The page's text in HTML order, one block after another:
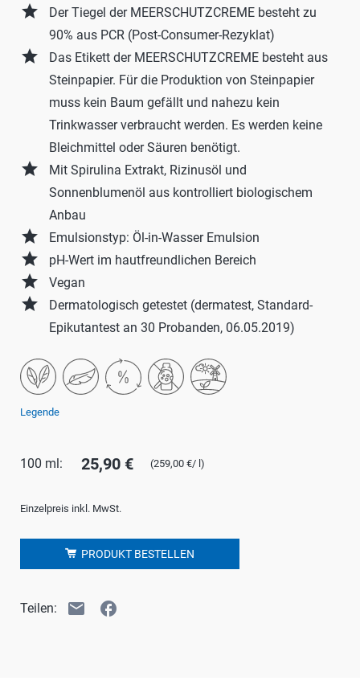
grade
Der Tiegel der MEERSCHUTZCREME besteht zu
90% aus PCR (Post-Consumer-Rezyklat)
grade
Das Etikett der MEERSCHUTZCREME besteht aus
Steinpapier. Für die Produktion von Steinpapier
muss kein Baum gefällt und nahezu kein
Trinkwasser verbraucht werden. Es werden keine
Bleichmittel oder Säuren benötigt.
grade
Mit Spirulina Extrakt, Rizinusöl und
Sonnenblumenöl aus kontrolliert biologischem
Anbau
grade Emulsionstyp: Öl-in-Wasser Emulsion
grade pH-Wert im hautfreundlichen Bereich
grade Vegan
grade
Dermatologisch getestet (dermatest, Standard-
Epikutantest an 30 Probanden, 06.05.2019)
Legende
100 ml: 25,90 € (259,00 €/ l)
Einzelpreis inkl. MwSt.
PRODUKT BESTELLEN
Teilen: email facebook